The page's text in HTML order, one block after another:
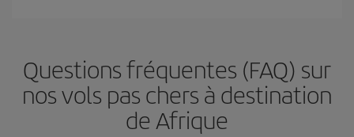
Questions fréquentes (FAQ) sur
nos vols pas chers à destination
de Afrique